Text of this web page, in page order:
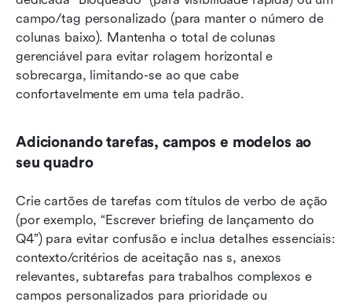
campo/tag personalizado (para manter o número de
colunas baixo). Mantenha o total de colunas
gerenciável para evitar rolagem horizontal e
sobrecarga, limitando-se ao que cabe
confortavelmente em uma tela padrão.
Adicionando tarefas, campos e modelos ao
seu quadro
Crie cartões de tarefas com títulos de verbo de ação
(por exemplo, “Escrever briefing de lançamento do
Q4”) para evitar confusão e inclua detalhes essenciais:
contexto/critérios de aceitação nas s, anexos
relevantes, subtarefas para trabalhos complexos e
campos personalizados para prioridade ou